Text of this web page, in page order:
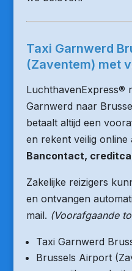
Taxi Garnwerd
(Zaventem) met
LuchthavenExpress®
Garnwerd naar
betaalt altijd een
en rekent veilig online
Bancontact,
Zakelijke reizigers
en ontvangen
mail. (Voorafgaande
Taxi Garnwerd
Brussels Airport